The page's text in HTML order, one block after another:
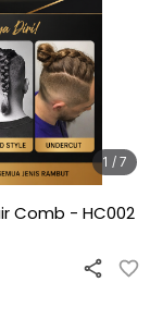
1 / 7
Comb - HC002